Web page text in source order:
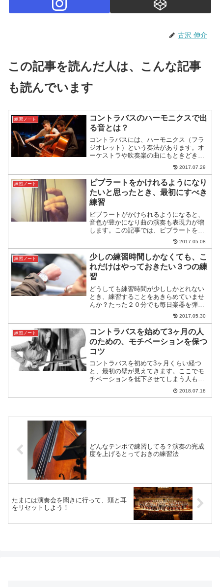
古沢 伸介
この記事を読んだ人は、こんな記事
も読んでいます
練習ノート
コントラバスのハーモニクスで出
る音とは？
コントラバスには、ハーモニクス（フラ
ジオレット）という奏法があります。オ
ーケストラや吹奏楽の曲にもときどき出
てきます。この記事では、コントラバス
のハーモニクスの位置とその位置で何の
音が出るかをご紹介します。
2017.07.29
練習ノート
ビブラートをかけれるようになり
たいと思ったとき、最初にすべき
練習
ビブラートがかけられるようになると、
音色が豊かになり曲の演奏も表現力が増
します。この記事では、ビブラートをか
けられるようになるために最初にする練
習と、左手の動かし方のコツをご紹介し
ます。
2017.05.08
練習ノート
少しの練習時間しかなくても、こ
れだけはやっておきたい３つの練
習
どうしても練習時間が少ししかとれない
とき、練習することをあきらめていませ
んか？たった２０分でも毎日楽器を弾く
と上達が早くなります。この記事では、
２０分でもできる練習メニューをご紹介
します。
2017.05.30
練習ノート
コントラバスを始めて3ヶ月の人
のための、モチベーションを保つ
コツ
コントラバスを初めて3ヶ月くらい経つ
と、最初の壁が見えてきます。ここでモ
チベーションを低下させてしまう人も多
いのではないでしょうか。あなたは、モ
チベーションを高く保てていますか？こ
2018.07.18
どんなテンポで練習してる？演奏の完成
度を上げるとっておきの練習法
たまには演奏会を聞きに行って、頭と耳
をリセットしよう！